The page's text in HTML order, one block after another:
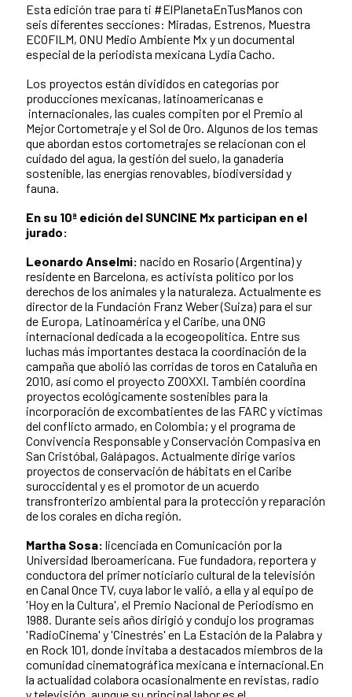
Esta edición trae para ti #ElPlanetaEnTusManos con
seis diferentes secciones: Miradas, Estrenos, Muestra
ECOFILM, ONU Medio Ambiente Mx y un documental
especial de la periodista mexicana Lydia Cacho.
Los proyectos están divididos en categorías por
producciones mexicanas, latinoamericanas e
internacionales, las cuales compiten por el Premio al
Mejor Cortometraje y el Sol de Oro. Algunos de los temas
que abordan estos cortometrajes se relacionan con el
cuidado del agua, la gestión del suelo, la ganadería
sostenible, las energías renovables, biodiversidad y
fauna.
En su 10ª edición del SUNCINE Mx participan en el
jurado:
Leonardo Anselmi: nacido en Rosario (Argentina) y
residente en Barcelona, es activista político por los
derechos de los animales y la naturaleza. Actualmente es
director de la Fundación Franz Weber (Suiza) para el sur
de Europa, Latinoamérica y el Caribe, una ONG
internacional dedicada a la ecogeopolítica. Entre sus
luchas más importantes destaca la coordinación de la
campaña que abolió las corridas de toros en Cataluña en
2010, así como el proyecto ZOOXXI. También coordina
proyectos ecológicamente sostenibles para la
incorporación de excombatientes de las FARC y víctimas
del conflicto armado, en Colombia; y el programa de
Convivencia Responsable y Conservación Compasiva en
San Cristóbal, Galápagos. Actualmente dirige varios
proyectos de conservación de hábitats en el Caribe
suroccidental y es el promotor de un acuerdo
transfronterizo ambiental para la protección y reparación
de los corales en dicha región.
Martha Sosa: licenciada en Comunicación por la
Universidad Iberoamericana. Fue fundadora, reportera y
conductora del primer noticiario cultural de la televisión
en Canal Once TV, cuya labor le valió, a ella y al equipo de
'Hoy en la Cultura', el Premio Nacional de Periodismo en
1988. Durante seis años dirigió y condujo los programas
'RadioCinema' y 'Cinestrés' en La Estación de la Palabra y
en Rock 101, donde invitaba a destacados miembros de la
comunidad cinematográfica mexicana e internacional.En
la actualidad colabora ocasionalmente en revistas, radio